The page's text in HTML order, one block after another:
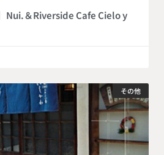
Nui.＆Riverside Cafe Cielo y
その他